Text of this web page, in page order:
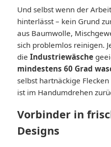
Und selbst wenn der
hinterlässt – kein Grund
aus Baumwolle,
sich problemlos reinigen.
die Industriewäsche
mindestens 60 Grad
selbst hartnäckige
ist im Handumdrehen
Vorbinder in
Designs